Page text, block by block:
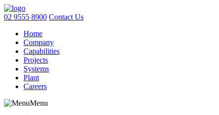
02 9555 8900 Contact Us
Home
Company
Capabilities
Projects
Systems
Plant
Careers
Menu